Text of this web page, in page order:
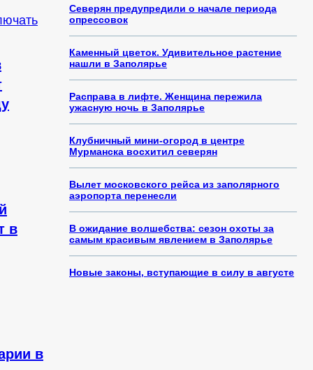
в
в
Северян предупредили о начале периода
опрессовок
Каменный цветок. Удивительное растение
нашли в Заполярье
Расправа в лифте. Женщина пережила
ужасную ночь в Заполярье
Клубничный мини-огород в центре
Мурманска восхитил северян
Вылет московского рейса из заполярного
аэропорта перенесли
В ожидание волшебства: сезон охоты за
самым красивым явлением в Заполярье
Новые законы, вступающие в силу в августе